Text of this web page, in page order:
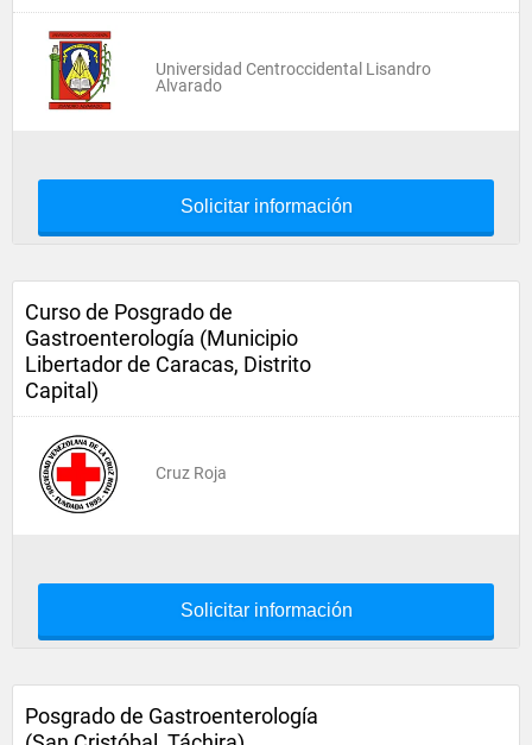
Universidad Centroccidental Lisandro
Alvarado
Solicitar información
Curso de Posgrado de
Gastroenterología (Municipio
Libertador de Caracas, Distrito
Capital)
Cruz Roja
Solicitar información
Posgrado de Gastroenterología